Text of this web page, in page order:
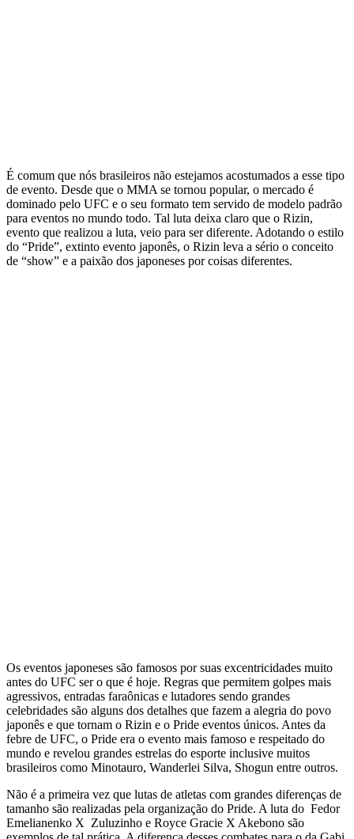
É comum que nós brasileiros não estejamos acostumados a esse tipo
de evento. Desde que o MMA se tornou popular, o mercado é
dominado pelo UFC e o seu formato tem servido de modelo padrão
para eventos no mundo todo. Tal luta deixa claro que o Rizin,
evento que realizou a luta, veio para ser diferente. Adotando o estilo
do “Pride”, extinto evento japonês, o Rizin leva a sério o conceito
de “show” e a paixão dos japoneses por coisas diferentes.
Os eventos japoneses são famosos por suas excentricidades muito
antes do UFC ser o que é hoje. Regras que permitem golpes mais
agressivos, entradas faraônicas e lutadores sendo grandes
celebridades são alguns dos detalhes que fazem a alegria do povo
japonês e que tornam o Rizin e o Pride eventos únicos. Antes da
febre de UFC, o Pride era o evento mais famoso e respeitado do
mundo e revelou grandes estrelas do esporte inclusive muitos
brasileiros como Minotauro, Wanderlei Silva, Shogun entre outros.
Não é a primeira vez que lutas de atletas com grandes diferenças de
tamanho são realizadas pela organização do Pride. A luta do Fedor
Emelianenko X Zuluzinho e Royce Gracie X Akebono são